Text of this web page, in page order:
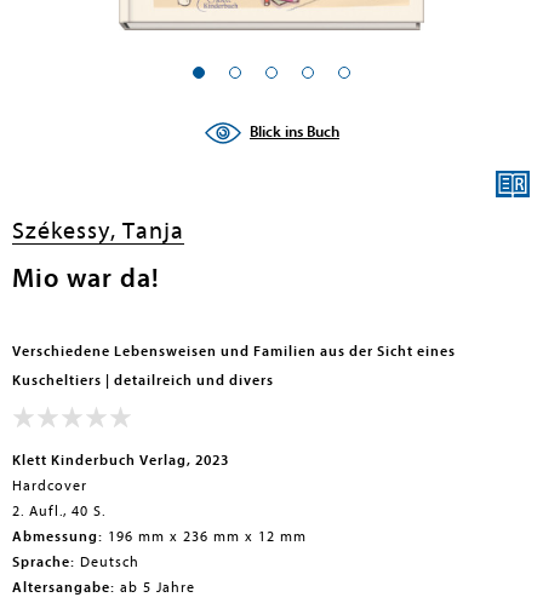
submenu
Blick ins Buch
Székessy, Tanja
Mio war da!
Verschiedene Lebensweisen und Familien aus der Sicht eines
Kuscheltiers | detailreich und divers
Klett Kinderbuch Verlag, 2023
Hardcover
2. Aufl., 40 S.
Abmessung: 196 mm x 236 mm x 12 mm
Sprache: Deutsch
Altersangabe: ab 5 Jahre